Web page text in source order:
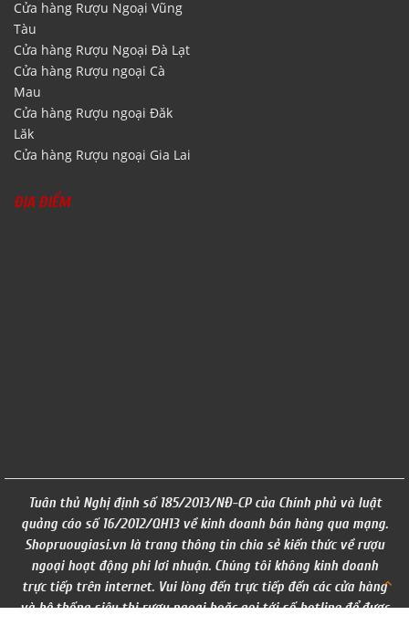
Cửa hàng Rượu Ngoại Vũng
Tàu
Cửa hàng Rượu Ngoại Đà Lạt
Cửa hàng Rượu ngoại Cà
Mau
Cửa hàng Rượu ngoại Đăk
Lăk
Cửa hàng Rượu ngoại Gia Lai
ĐỊA ĐIỂM
Tuân thủ Nghị định số 185/2013/NĐ-CP của Chính phủ và luật
quảng cáo số 16/2012/QH13 về kinh doanh bán hàng qua mạng.
Shopruougiasi.vn là trang thông tin chia sẻ kiến thức về rượu
ngoại hoạt động phi lơi nhuận. Chúng tôi không kinh doanh
trực tiếp trên internet. Vui lòng đến trực tiếp đến các cửa hàng
và hệ thống siêu thị rượu ngoại hoặc gọi tới số hotline để được